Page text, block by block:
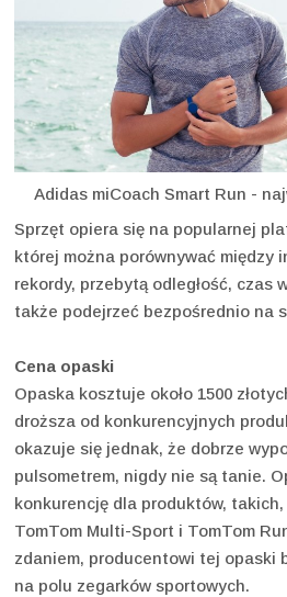
Adidas miCoach Smart Run -
Sprzęt opiera się na popularnej
której można porównywać między
rekordy, przebytą odległość, czas
także podejrzeć bezpośrednio na
Cena opaski
Opaska kosztuje około 1500
droższa od konkurencyjnych
okazuje się jednak, że dobrze
pulsometrem, nigdy nie są tanie.
konkurencję dla produktów,
TomTom Multi-Sport i TomTom
zdaniem, producentowi tej opaski
na polu zegarków sportowych.